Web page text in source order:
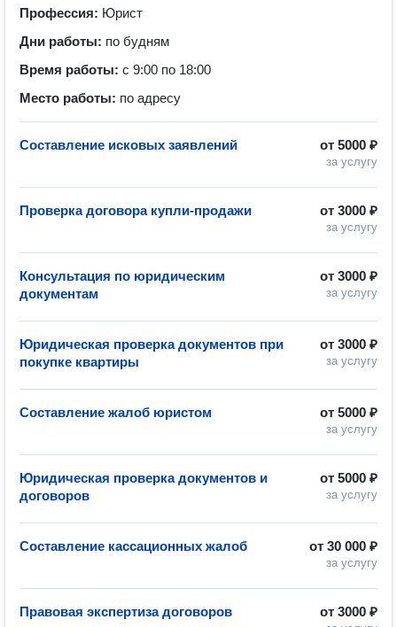
Профессия: Юрист
Дни работы: по будням
Время работы: с 9:00 по 18:00
Место работы: по адресу
от 5000 ₽
за услугу
Составление исковых заявлений
от 3000 ₽
за услугу
Проверка договора купли-продажи
от 3000 ₽
за услугу
Консультация по юридическим
документам
от 3000 ₽
за услугу
Юридическая проверка документов при
покупке квартиры
от 5000 ₽
за услугу
Составление жалоб юристом
от 5000 ₽
за услугу
Юридическая проверка документов и
договоров
от 30 000 ₽
за услугу
Составление кассационных жалоб
от 3000 ₽
Правовая экспертиза договоров